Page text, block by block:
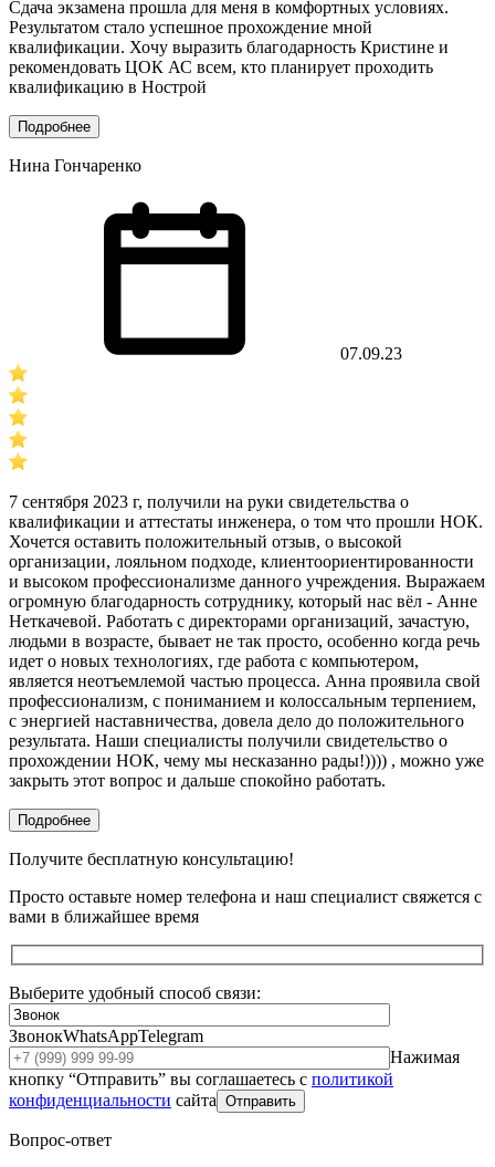
Сдача экзамена прошла для меня в комфортных условиях.
Результатом стало успешное прохождение мной
квалификации. Хочу выразить благодарность Кристине и
рекомендовать ЦОК АС всем, кто планирует проходить
квалификацию в Нострой
Подробнее
Нина Гончаренко
07.09.23
7 сентября 2023 г, получили на руки свидетельства о
квалификации и аттестаты инженера, о том что прошли НОК.
Хочется оставить положительный отзыв, о высокой
организации, лояльном подходе, клиентоориентированности
и высоком профессионализме данного учреждения. Выражаем
огромную благодарность сотруднику, который нас вёл - Анне
Неткачевой. Работать с директорами организаций, зачастую,
людьми в возрасте, бывает не так просто, особенно когда речь
идет о новых технологиях, где работа с компьютером,
является неотъемлемой частью процесса. Анна проявила свой
профессионализм, с пониманием и колоссальным терпением,
с энергией наставничества, довела дело до положительного
результата. Наши специалисты получили свидетельство о
прохождении НОК, чему мы несказанно рады!)))) , можно уже
закрыть этот вопрос и дальше спокойно работать.
Подробнее
Получите бесплатную консультацию!
Просто оставьте номер телефона и наш специалист свяжется с
вами в ближайшее время
Выберите удобный способ связи:
ЗвонокWhatsAppTelegram
Нажимая
кнопку “Отправить” вы соглашаетесь с политикой
конфиденциальности сайта Отправить
Вопрос-ответ